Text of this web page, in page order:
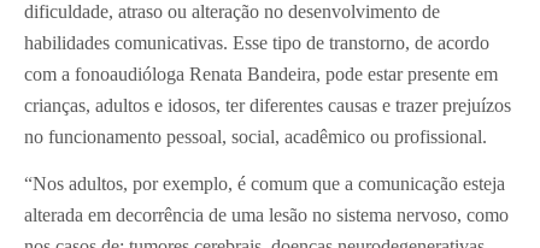
dificuldade, atraso ou alteração no desenvolvimento de
habilidades comunicativas. Esse tipo de transtorno, de acordo
com a fonoaudióloga Renata Bandeira, pode estar presente em
crianças, adultos e idosos, ter diferentes causas e trazer prejuízos
no funcionamento pessoal, social, acadêmico ou profissional.
“Nos adultos, por exemplo, é comum que a comunicação esteja
alterada em decorrência de uma lesão no sistema nervoso, como